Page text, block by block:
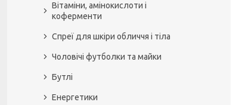
Вітаміни, амінокислоти і
коферменти
Спреї для шкіри обличчя і тіла
Чоловічі футболки та майки
Бутлі
Енергетики